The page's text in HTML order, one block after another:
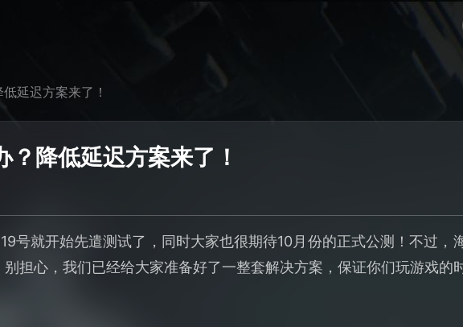
延迟方案来了！
降低延迟方案来了！
号就开始先遣测试了，同时大家也很期待10月份的正式公测！不过，
担心，我们已经给大家准备好了一整套解决方案，保证你们玩游戏的